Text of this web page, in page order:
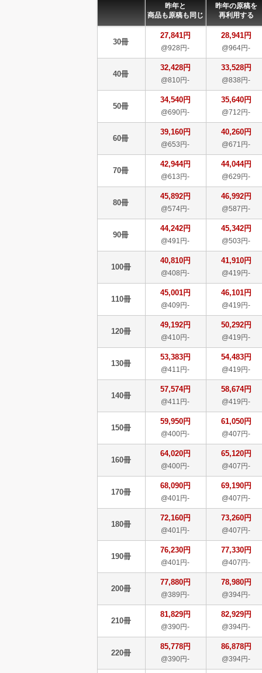
昨年と
商品も原稿も同じ
昨年の原稿を
再利用する
30冊
27,841円
@928円-
28,941円
@964円-
40冊
32,428円
@810円-
33,528円
@838円-
50冊
34,540円
@690円-
35,640円
@712円-
60冊
39,160円
@653円-
40,260円
@671円-
70冊
42,944円
@613円-
44,044円
@629円-
80冊
45,892円
@574円-
46,992円
@587円-
90冊
44,242円
@491円-
45,342円
@503円-
100冊
40,810円
@408円-
41,910円
@419円-
110冊
45,001円
@409円-
46,101円
@419円-
120冊
49,192円
@410円-
50,292円
@419円-
130冊
53,383円
@411円-
54,483円
@419円-
140冊
57,574円
@411円-
58,674円
@419円-
150冊
59,950円
@400円-
61,050円
@407円-
160冊
64,020円
@400円-
65,120円
@407円-
170冊
68,090円
@401円-
69,190円
@407円-
180冊
72,160円
@401円-
73,260円
@407円-
190冊
76,230円
@401円-
77,330円
@407円-
200冊
77,880円
@389円-
78,980円
@394円-
210冊
81,829円
@390円-
82,929円
@394円-
220冊
85,778円
@390円-
86,878円
@394円-